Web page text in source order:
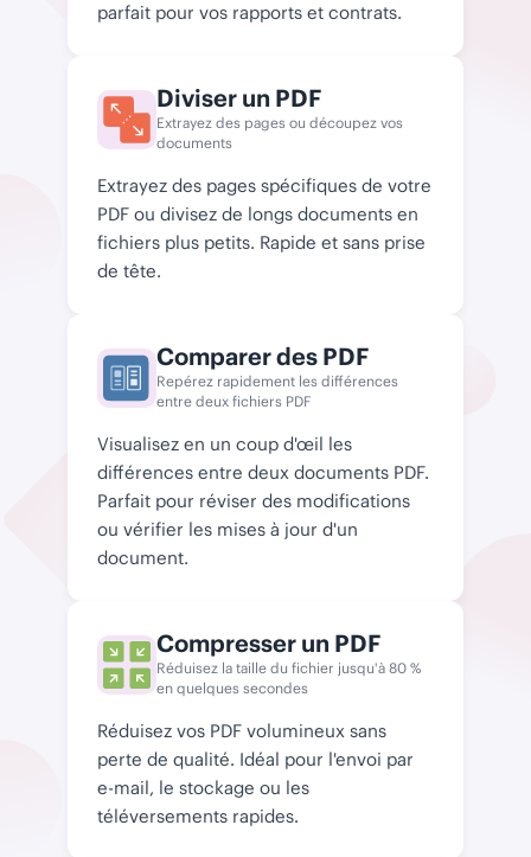
parfait pour vos rapports et contrats.
Diviser un PDF
Extrayez des pages ou découpez vos
documents
Extrayez des pages spécifiques de votre
PDF ou divisez de longs documents en
fichiers plus petits. Rapide et sans prise
de tête.
Comparer des PDF
Repérez rapidement les différences
entre deux fichiers PDF
Visualisez en un coup d'œil les
différences entre deux documents PDF.
Parfait pour réviser des modifications
ou vérifier les mises à jour d'un
document.
Compresser un PDF
Réduisez la taille du fichier jusqu'à 80 %
en quelques secondes
Réduisez vos PDF volumineux sans
perte de qualité. Idéal pour l'envoi par
e-mail, le stockage ou les
téléversements rapides.